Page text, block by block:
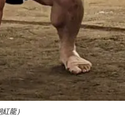
龍）